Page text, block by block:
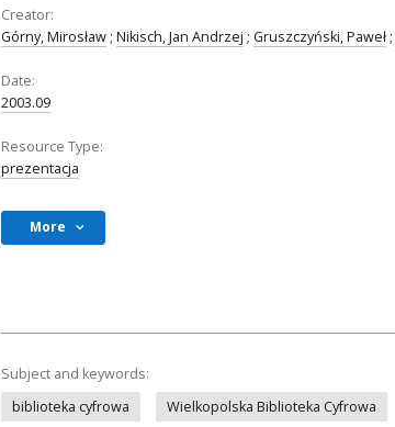
Creator:
Górny, Mirosław ; Nikisch, Jan Andrzej ; Gruszczyński, Paweł ;
Date:
2003.09
Resource Type:
prezentacja
More
Subject and keywords:
biblioteka cyfrowa
Wielkopolska Biblioteka Cyfrowa